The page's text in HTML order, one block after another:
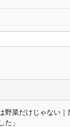
野菜だけじゃない
た」